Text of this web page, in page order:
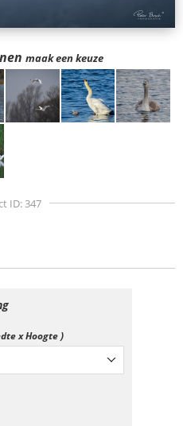
maak een keuze
ID: 347
x Hoogte )